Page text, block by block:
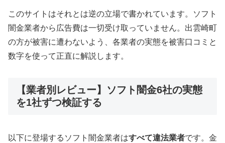
このサイトはそれとは逆の立場で書かれています。ソフト
闇金業者から広告費は一切受け取っていません。出雲崎町
の方が被害に遭わないよう、各業者の実態を被害口コミと
数字を使って正直に解説します。
【業者別レビュー】ソフト闇金6社の実態
を1社ずつ検証する
以下に登場するソフト闇金業者はすべて違法業者です。金